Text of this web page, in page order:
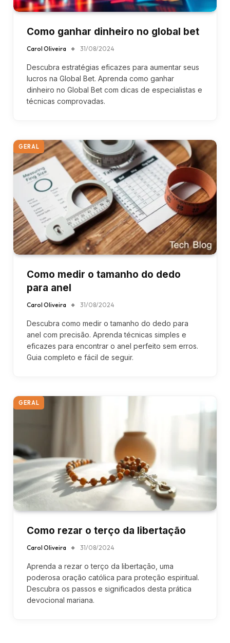
Como ganhar dinheiro no global bet
Carol Oliveira 31/08/2024
Descubra estratégias eficazes para aumentar seus
lucros na Global Bet. Aprenda como ganhar
dinheiro no Global Bet com dicas de especialistas e
técnicas comprovadas.
GERAL
Como medir o tamanho do dedo
para anel
Carol Oliveira 31/08/2024
Descubra como medir o tamanho do dedo para
anel com precisão. Aprenda técnicas simples e
eficazes para encontrar o anel perfeito sem erros.
Guia completo e fácil de seguir.
GERAL
Como rezar o terço da libertação
Carol Oliveira 31/08/2024
Aprenda a rezar o terço da libertação, uma
poderosa oração católica para proteção espiritual.
Descubra os passos e significados desta prática
devocional mariana.